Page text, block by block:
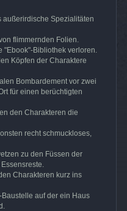
außerirdische Spezialitäten
flimmernden Folien.
Bibliothek verloren.
Köpfen der Charaktere
Bombardement vor zwei
für einen berüchtigten
den Charakteren die
recht schmuckloses,
zu den Füssen der
Charakteren kurz ins
auf der ein Haus